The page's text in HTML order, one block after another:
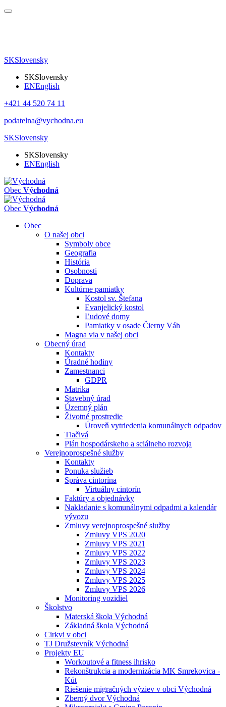
SKSlovensky
SKSlovensky
ENEnglish
+421 44 520 74 11
podatelna@vychodna.eu
SKSlovensky
SKSlovensky
ENEnglish
Obec Východná
Obec Východná
Obec
O našej obci
Symboly obce
Geografia
História
Osobnosti
Doprava
Kultúrne pamiatky
Kostol sv. Štefana
Evanjelický kostol
Ľudové domy
Pamiatky v osade Čierny Váh
Magna via v našej obci
Obecný úrad
Kontakty
Úradné hodiny
Zamestnanci
GDPR
Matrika
Stavebný úrad
Územný plán
Životné prostredie
Úroveň vytriedenia komunálnych odpadov
Tlačivá
Plán hospodárskeho a sciálneho rozvoja
Verejnoprospešné služby
Kontakty
Ponuka služieb
Správa cintorína
Virtuálny cintorín
Faktúry a objednávky
Nakladanie s komunálnymi odpadmi a kalendár
vývozu
Zmluvy verejnoprospešné služby
Zmluvy VPS 2020
Zmluvy VPS 2021
Zmluvy VPS 2022
Zmluvy VPS 2023
Zmluvy VPS 2024
Zmluvy VPS 2025
Zmluvy VPS 2026
Monitoring vozidiel
Školstvo
Materská škola Východná
Základná škola Východná
Cirkvi v obci
TJ Družstevník Východná
Projekty EU
Workoutové a fitness ihrisko
Rekonštrukcia a modernizácia MK Smrekovica -
Kút
Riešenie migračných výziev v obci Východná
Zberný dvor Východná